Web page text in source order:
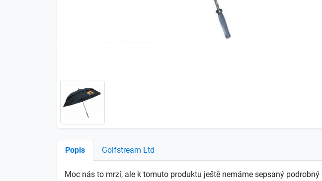
Popis Golfstream Ltd
Moc nás to mrzí, ale k tomuto produktu ještě nemáme sepsaný podrobný